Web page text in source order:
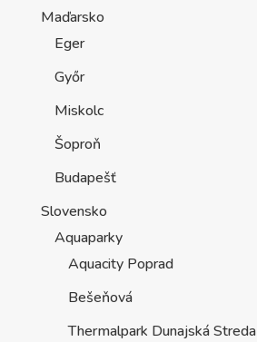
Maďarsko
Eger
Győr
Miskolc
Šoproň
Budapešť
Slovensko
Aquaparky
Aquacity Poprad
Bešeňová
Thermalpark Dunajská Streda